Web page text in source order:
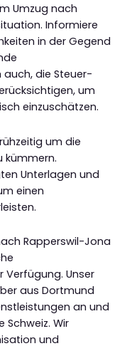
Umzug nach
Informiere
in der Gegend
auch, die Steuer-
um
einzuschätzen.
um die
kümmern.
Unterlagen und
einen
Rapperswil-Jona
Verfügung. Unser
aus Dortmund
an und
Schweiz. Wir
und